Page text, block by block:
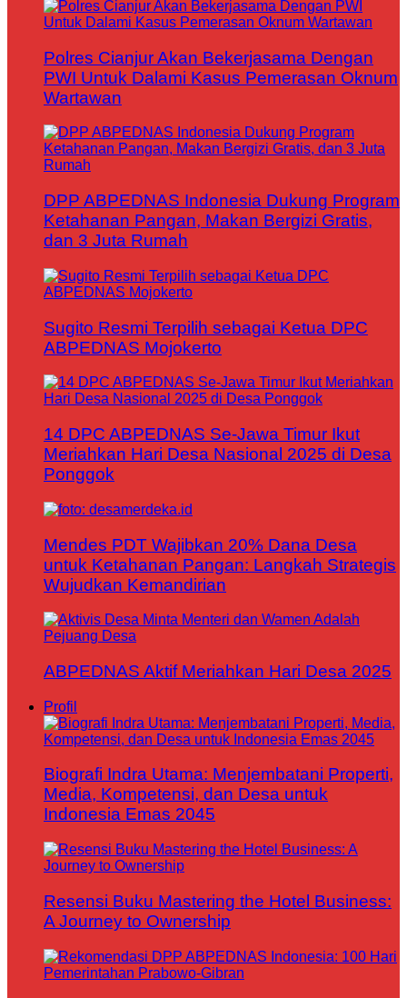
Polres Cianjur Akan Bekerjasama Dengan
PWI Untuk Dalami Kasus Pemerasan Oknum
Wartawan
DPP ABPEDNAS Indonesia Dukung Program
Ketahanan Pangan, Makan Bergizi Gratis,
dan 3 Juta Rumah
Sugito Resmi Terpilih sebagai Ketua DPC
ABPEDNAS Mojokerto
14 DPC ABPEDNAS Se-Jawa Timur Ikut
Meriahkan Hari Desa Nasional 2025 di Desa
Ponggok
Mendes PDT Wajibkan 20% Dana Desa
untuk Ketahanan Pangan: Langkah Strategis
Wujudkan Kemandirian
ABPEDNAS Aktif Meriahkan Hari Desa 2025
Profil
Biografi Indra Utama: Menjembatani Properti,
Media, Kompetensi, dan Desa untuk
Indonesia Emas 2045
Resensi Buku Mastering the Hotel Business:
A Journey to Ownership